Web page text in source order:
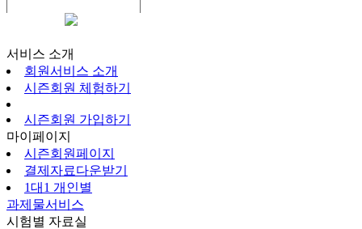
서비스 소개
회원서비스 소개
시즌회원 체험하기
시즌회원 가입하기
마이페이지
시즌회원페이지
결제자료다운받기
1대1 개인별
과제물서비스
시험별 자료실